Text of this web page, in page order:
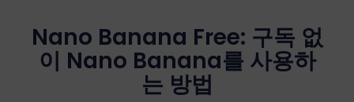
Nano Banana Free: 구독 없
이 Nano Banana를 사용하
는 방법